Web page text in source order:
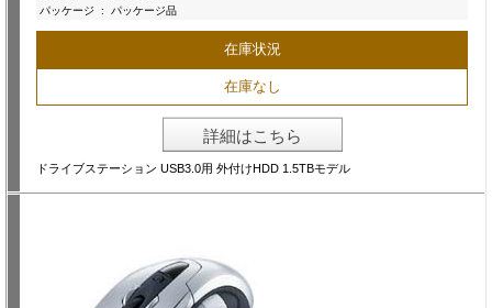
パッケージ
: パッケージ品
在庫状況
在庫なし
詳細はこちら
ドライブステーション USB3.0用 外付けHDD 1.5TBモデル